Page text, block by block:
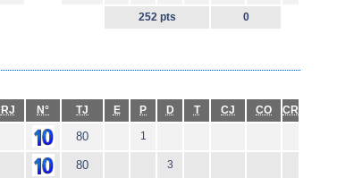
252 pts
0
RJ N° TJ E P D T CJ CO CR
80 1
80 3